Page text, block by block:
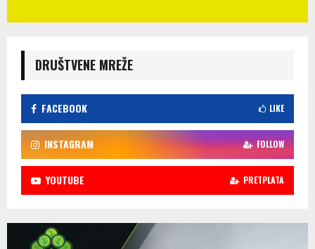
DRUŠTVENE MREŽE
FACEBOOK LIKE
INSTAGRAM FOLLOW
YOUTUBE PRETPLATA